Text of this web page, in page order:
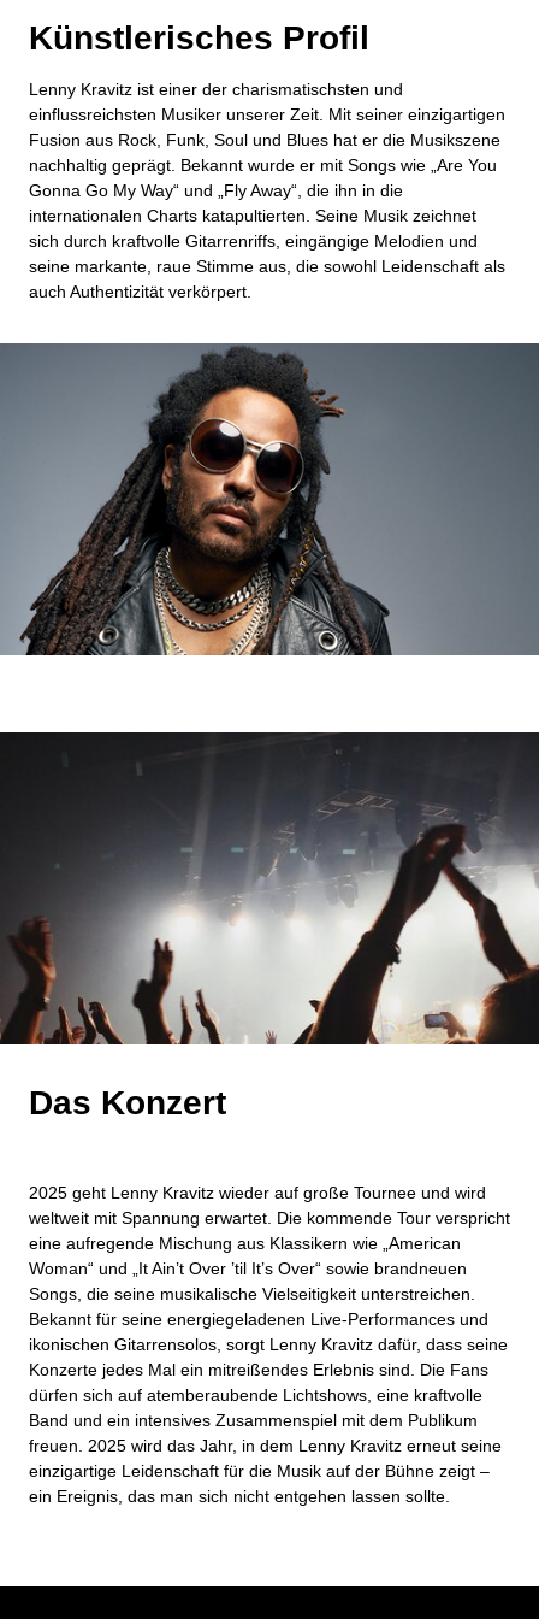
Künstlerisches Profil
Lenny Kravitz ist einer der charismatischsten und
einflussreichsten Musiker unserer Zeit. Mit seiner einzigartigen
Fusion aus Rock, Funk, Soul und Blues hat er die Musikszene
nachhaltig geprägt. Bekannt wurde er mit Songs wie „Are You
Gonna Go My Way“ und „Fly Away“, die ihn in die
internationalen Charts katapultierten. Seine Musik zeichnet
sich durch kraftvolle Gitarrenriffs, eingängige Melodien und
seine markante, raue Stimme aus, die sowohl Leidenschaft als
auch Authentizität verkörpert.
Das Konzert
2025 geht Lenny Kravitz wieder auf große Tournee und wird
weltweit mit Spannung erwartet. Die kommende Tour verspricht
eine aufregende Mischung aus Klassikern wie „American
Woman“ und „It Ain’t Over ’til It’s Over“ sowie brandneuen
Songs, die seine musikalische Vielseitigkeit unterstreichen.
Bekannt für seine energiegeladenen Live-Performances und
ikonischen Gitarrensolos, sorgt Lenny Kravitz dafür, dass seine
Konzerte jedes Mal ein mitreißendes Erlebnis sind. Die Fans
dürfen sich auf atemberaubende Lichtshows, eine kraftvolle
Band und ein intensives Zusammenspiel mit dem Publikum
freuen. 2025 wird das Jahr, in dem Lenny Kravitz erneut seine
einzigartige Leidenschaft für die Musik auf der Bühne zeigt –
ein Ereignis, das man sich nicht entgehen lassen sollte.